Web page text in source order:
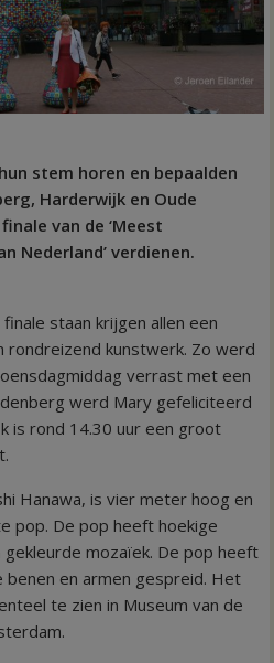
stem horen en bepaalden
Harderwijk en Oude
van de ‘Meest
Nederland’ verdienen.
staan krijgen allen een
kunstwerk. Zo werd
verrast met een
werd Mary gefeliciteerd
is rond 14.30 uur een groot
Hanawa, is vier meter hoog en
pop. De pop heeft hoekige
mozaïek. De pop heeft
en armen gespreid. Het
te zien in Museum van de